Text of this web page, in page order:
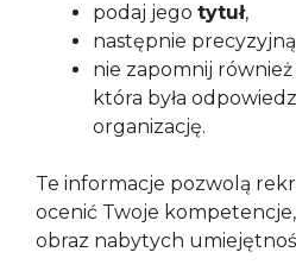
podaj jego tytuł,
następnie precyzyjną
nie zapomnij również
która była
organizację.
Te informacje pozwolą
ocenić Twoje
obraz nabytych